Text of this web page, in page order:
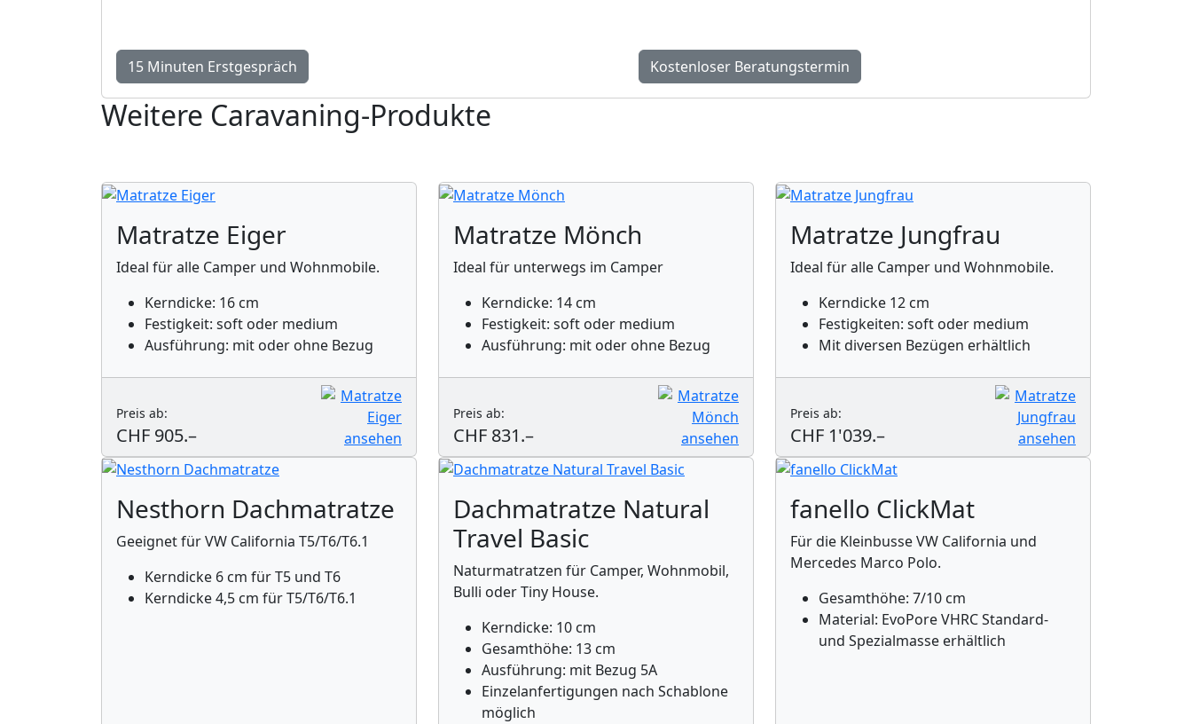
15 Minuten Erstgespräch Kostenloser Beratungstermin
Weitere Caravaning-Produkte
Matratze Eiger
Ideal für alle Camper und Wohnmobile.
Kerndicke: 16 cm
Festigkeit: soft oder medium
Ausführung: mit oder ohne Bezug
Preis ab:
CHF 905.–
Matratze Mönch
Ideal für unterwegs im Camper
Kerndicke: 14 cm
Festigkeit: soft oder medium
Ausführung: mit oder ohne Bezug
Preis ab:
CHF 831.–
Matratze Jungfrau
Ideal für alle Camper und Wohnmobile.
Kerndicke 12 cm
Festigkeiten: soft oder medium
Mit diversen Bezügen erhältlich
Preis ab:
CHF 1'039.–
Nesthorn Dachmatratze
Geeignet für VW California T5/T6/T6.1
Kerndicke 6 cm für T5 und T6
Kerndicke 4,5 cm für T5/T6/T6.1
Dachmatratze Natural
Travel Basic
Naturmatratzen für Camper, Wohnmobil,
Bulli oder Tiny House.
Kerndicke: 10 cm
Gesamthöhe: 13 cm
Ausführung: mit Bezug 5A
Einzelanfertigungen nach Schablone
möglich
fanello ClickMat
Für die Kleinbusse VW California und
Mercedes Marco Polo.
Gesamthöhe: 7/10 cm
Material: EvoPore VHRC Standard-
und Spezialmasse erhältlich